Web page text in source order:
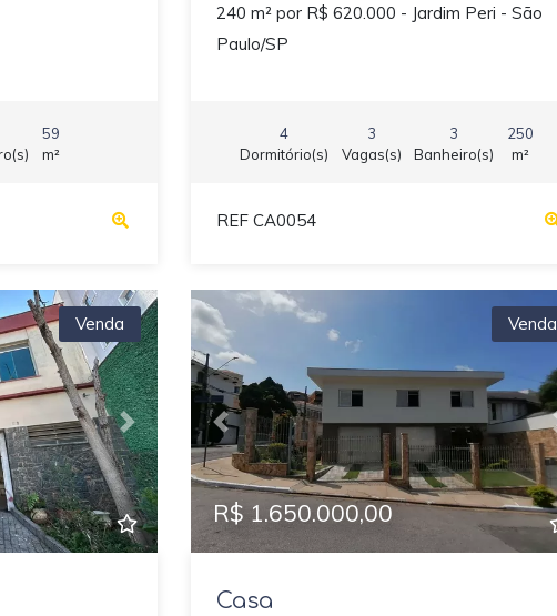
59
m²
240 m² por R$ 620.000 - Jardim Peri - São
Paulo/SP
4
Dormitório(s)
3
Vagas(s)
3
Banheiro(s)
250
m²
REF CA0054
Next
Venda
Previous
Venda
R$ 1.650.000,00
Casa